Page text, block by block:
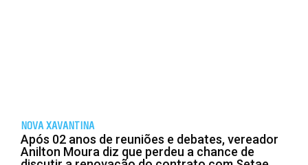
NOVA XAVANTINA
Após 02 anos de reuniões e debates, vereador
Anilton Moura diz que perdeu a chance de